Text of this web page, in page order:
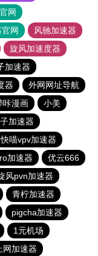
网
网
风驰加速器
旋风加速度器
加速器
器
外网网址导航
咔漫画
小美
加速器
快喵vpv加速器
加速器
优云666
风pvn加速器
青柠加速器
pigcha加速器
1元机场
网加速器